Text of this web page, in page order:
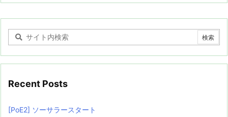
Recent Posts
[PoE2] ソーサラースタート